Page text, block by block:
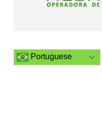
Portuguese